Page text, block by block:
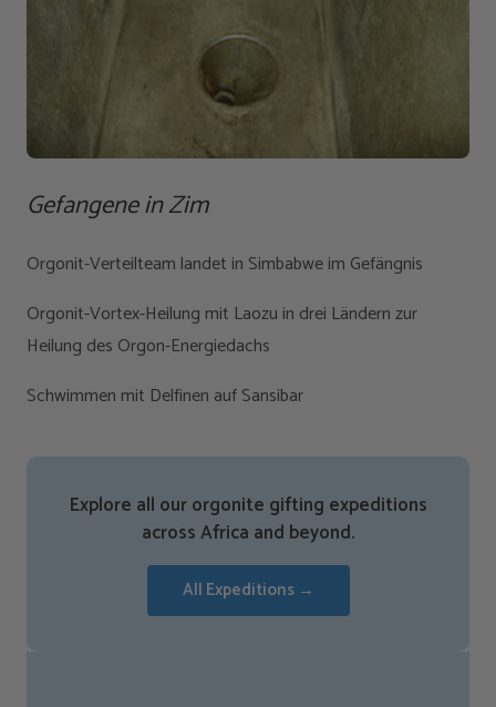
Gefangene in Zim
Orgonit-Verteilteam landet in Simbabwe im Gefängnis
Orgonit-Vortex-Heilung mit Laozu in drei Ländern zur
Heilung des Orgon-Energiedachs
Schwimmen mit Delfinen auf Sansibar
Explore all our orgonite gifting expeditions
across Africa and beyond.
All Expeditions →